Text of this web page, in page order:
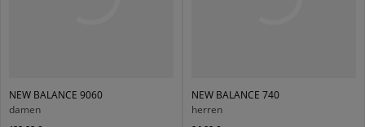
NEW BALANCE 9060
damen
NEW BALANCE 740
herren